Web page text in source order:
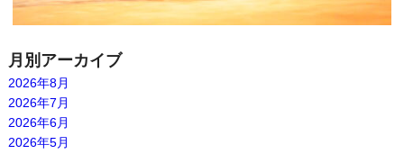
月別アーカイブ
2026年8月
2026年7月
2026年6月
2026年5月